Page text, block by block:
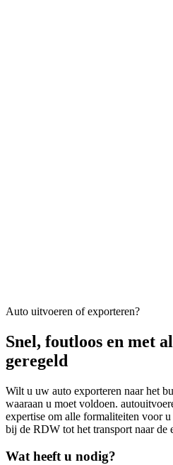
Auto uitvoeren of exporteren?
Snel, foutloos en met
geregeld
Wilt u uw auto exporteren naar het
waaraan u moet voldoen.
expertise om alle formaliteiten voor
bij de RDW tot het transport naar de
Wat heeft u nodig?